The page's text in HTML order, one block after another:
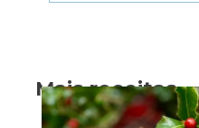
Mais receitas